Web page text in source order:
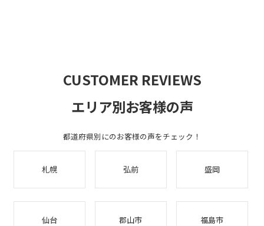
CUSTOMER REVIEWS
エリア別お客様の声
都道府県別にのお客様の声をチェック！
札幌 弘前 盛岡
仙台 郡山市 福島市